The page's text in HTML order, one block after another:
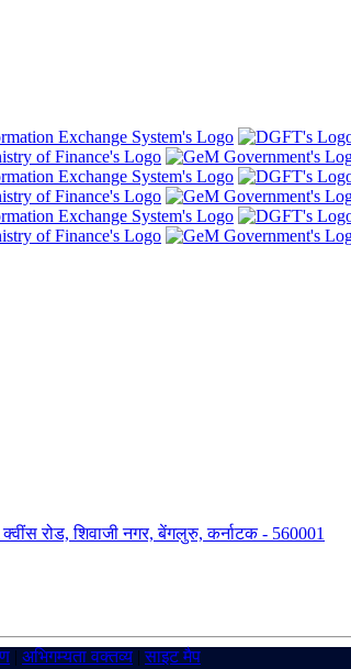
रोड, शिवाजी नगर, बेंगलुरु, कर्नाटक - 560001
| अभिगम्यता वक्तव्य |साइट मैप